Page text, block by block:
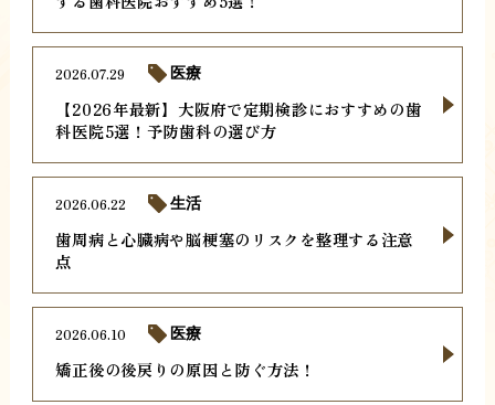
【2026年最新】大阪府で定期検診におすすめの歯
科医院5選！予防歯科の選び方
2026.07.29 医療
歯周病と心臓病や脳梗塞のリスクを整理する注意
点
2026.06.22 生活
矯正後の後戻りの原因と防ぐ方法！
2026.06.10 医療